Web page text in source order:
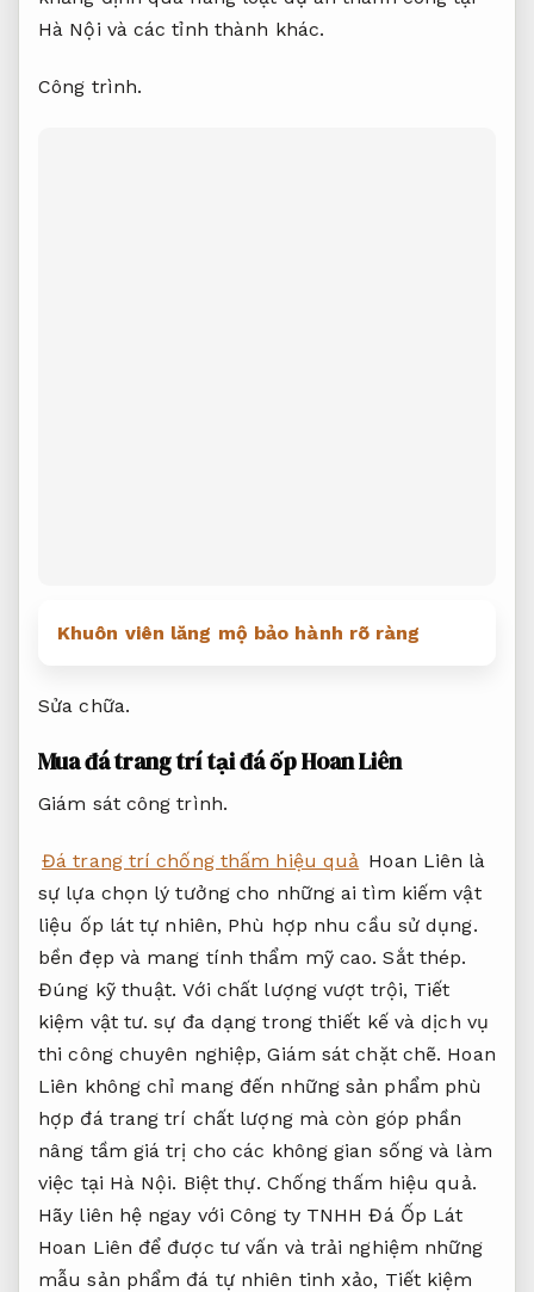
Hà Nội và các tỉnh thành khác.
Công trình.
Khuôn viên lăng mộ bảo hành rõ ràng
Sửa chữa.
Mua đá trang trí tại đá ốp Hoan Liên
Giám sát công trình.
Đá trang trí chống thấm hiệu quả Hoan Liên là
sự lựa chọn lý tưởng cho những ai tìm kiếm vật
liệu ốp lát tự nhiên, Phù hợp nhu cầu sử dụng.
bền đẹp và mang tính thẩm mỹ cao.Sắt thép.
Đúng kỹ thuật. Với chất lượng vượt trội, Tiết
kiệm vật tư. sự đa dạng trong thiết kế và dịch vụ
thi công chuyên nghiệp,Giám sát chặt chẽ. Hoan
Liên không chỉ mang đến những sản phẩm phù
hợp đá trang trí chất lượng mà còn góp phần
nâng tầm giá trị cho các không gian sống và làm
việc tại Hà Nội. Biệt thự. Chống thấm hiệu quả.
Hãy liên hệ ngay với Công ty TNHH Đá Ốp Lát
Hoan Liên để được tư vấn và trải nghiệm những
mẫu sản phẩm đá tự nhiên tinh xảo, Tiết kiệm